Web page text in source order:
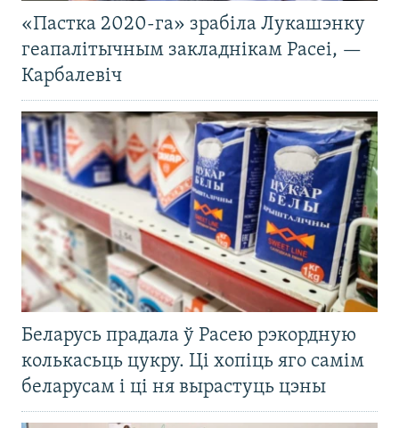
«Пастка 2020-га» зрабіла Лукашэнку
геапалітычным закладнікам Расеі, —
Карбалевіч
Беларусь прадала ў Расею рэкордную
колькасьць цукру. Ці хопіць яго самім
беларусам і ці ня вырастуць цэны